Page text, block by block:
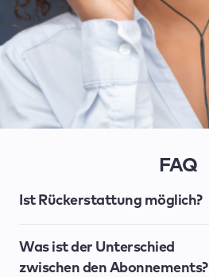
FAQ
Ist Rückerstattung möglich?
Was ist der Unterschied
zwischen den Abonnements?